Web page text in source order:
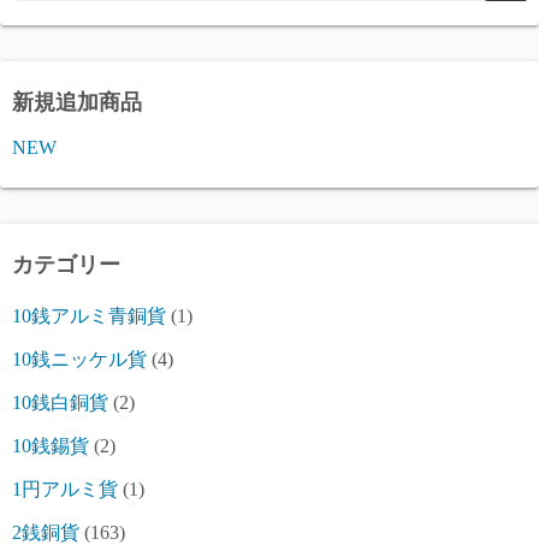
新規追加商品
NEW
カテゴリー
10銭アルミ青銅貨 (1)
10銭ニッケル貨 (4)
10銭白銅貨 (2)
10銭錫貨 (2)
1円アルミ貨 (1)
2銭銅貨 (163)